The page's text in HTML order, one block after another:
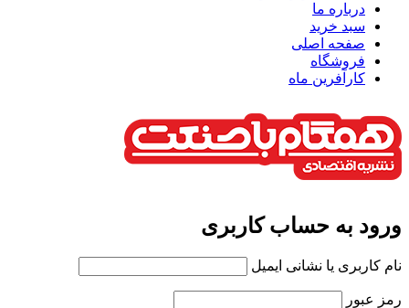
درباره ما
سبد خرید
صفحه اصلی
فروشگاه
کارآفرین ماه
ورود به حساب کاربری
نام کاربری یا نشانی ایمیل
رمز عبور